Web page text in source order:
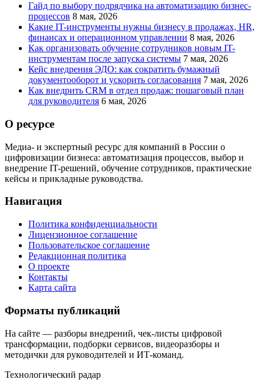
Гайд по выбору подрядчика на автоматизацию бизнес-
процессов 8 мая, 2026
Какие IT-инструменты нужны бизнесу в продажах, HR,
финансах и операционном управлении 8 мая, 2026
Как организовать обучение сотрудников новым IT-
инструментам после запуска системы 7 мая, 2026
Кейс внедрения ЭДО: как сократить бумажный
документооборот и ускорить согласования 7 мая, 2026
Как внедрить CRM в отдел продаж: пошаговый план
для руководителя 6 мая, 2026
О ресурсе
Медиа- и экспертный ресурс для компаний в России о
цифровизации бизнеса: автоматизация процессов, выбор и
внедрение IT-решений, обучение сотрудников, практические
кейсы и прикладные руководства.
Навигация
Политика конфиденциальности
Лицензионное соглашение
Пользовательское соглашение
Редакционная политика
О проекте
Контакты
Карта сайта
Форматы публикаций
На сайте — разборы внедрений, чек-листы цифровой
трансформации, подборки сервисов, видеоразборы и
методички для руководителей и ИТ-команд.
Технологический радар